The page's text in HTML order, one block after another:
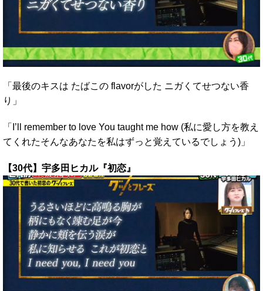
「最後のキスは たばこの flavorがした ニガくてせつない香
り」
「I’ll remember to love You taught me how (私に愛し方を教え
てくれたそんなあなたを私はずっと覚えているでしょう)」
【30代】宇多田ヒカル『初恋』